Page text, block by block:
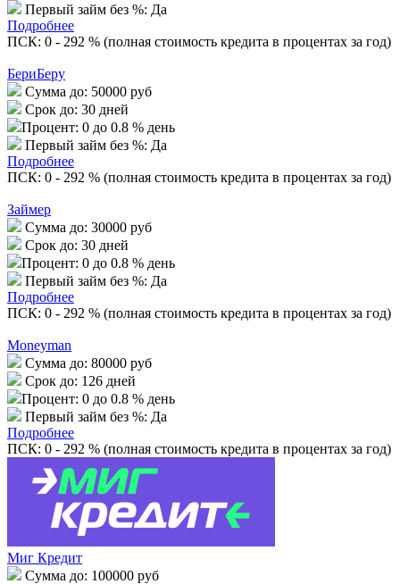
Первый займ без %: Да
Подробнее
ПСК: 0 - 292 % (полная стоимость кредита в процентах за год)
БериБеру
Сумма до: 50000 руб
Срок до: 30 дней
Процент: 0 до 0.8 % день
Первый займ без %: Да
Подробнее
ПСК: 0 - 292 % (полная стоимость кредита в процентах за год)
Займер
Сумма до: 30000 руб
Срок до: 30 дней
Процент: 0 до 0.8 % день
Первый займ без %: Да
Подробнее
ПСК: 0 - 292 % (полная стоимость кредита в процентах за год)
Moneyman
Сумма до: 80000 руб
Срок до: 126 дней
Процент: 0 до 0.8 % день
Первый займ без %: Да
Подробнее
ПСК: 0 - 292 % (полная стоимость кредита в процентах за год)
Миг Кредит
Сумма до: 100000 руб